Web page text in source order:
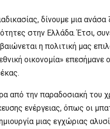
δίνουμε μια ανάσα
στην Ελλάδα. Έτσι,
η πολιτική μας
οικονομία» επεσήμανε
από την παραδοσιακή του
ενέργειας, όπως οι
μιας εγχώριας